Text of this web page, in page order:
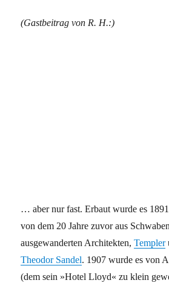
(Gastbeitrag von R. H.:)
… aber nur fast. Erbaut wurde es
von dem 20 Jahre zuvor aus
ausgewanderten Architekten,Templer
Theodor Sandel. 1907 wurde es von
(dem sein »Hotel Lloyd« zu klein